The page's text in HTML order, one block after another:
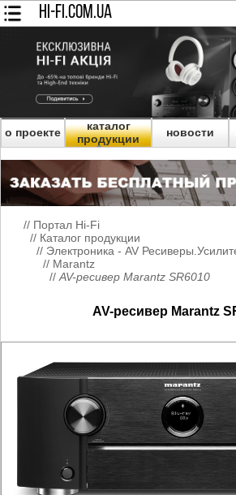
HI-FI.COM.UA
о проекте
каталог
продукции
новости
// Портал Hi-Fi
// Каталог продукции
// Электроника - AV
// Marantz
// AV-ресивер Marantz SR6010
AV-ресивер Marantz